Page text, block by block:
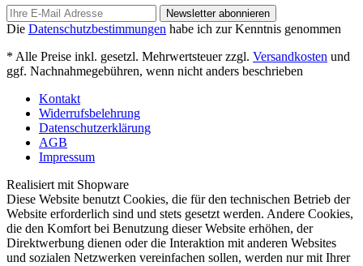
Newsletter abonnieren
Die Datenschutzbestimmungen habe ich zur Kenntnis genommen
* Alle Preise inkl. gesetzl. Mehrwertsteuer zzgl. Versandkosten und
ggf. Nachnahmegebühren, wenn nicht anders beschrieben
Kontakt
Widerrufsbelehrung
Datenschutzerklärung
AGB
Impressum
Realisiert mit Shopware
Diese Website benutzt Cookies, die für den technischen Betrieb der
Website erforderlich sind und stets gesetzt werden. Andere Cookies,
die den Komfort bei Benutzung dieser Website erhöhen, der
Direktwerbung dienen oder die Interaktion mit anderen Websites
und sozialen Netzwerken vereinfachen sollen, werden nur mit Ihrer